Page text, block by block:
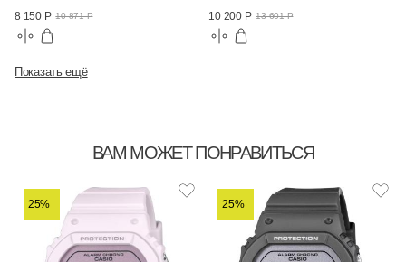
8 150 Р 10 871 Р 10 200 Р 13 601 Р
Показать ещё
ВАМ МОЖЕТ ПОНРАВИТЬСЯ
25% 25%